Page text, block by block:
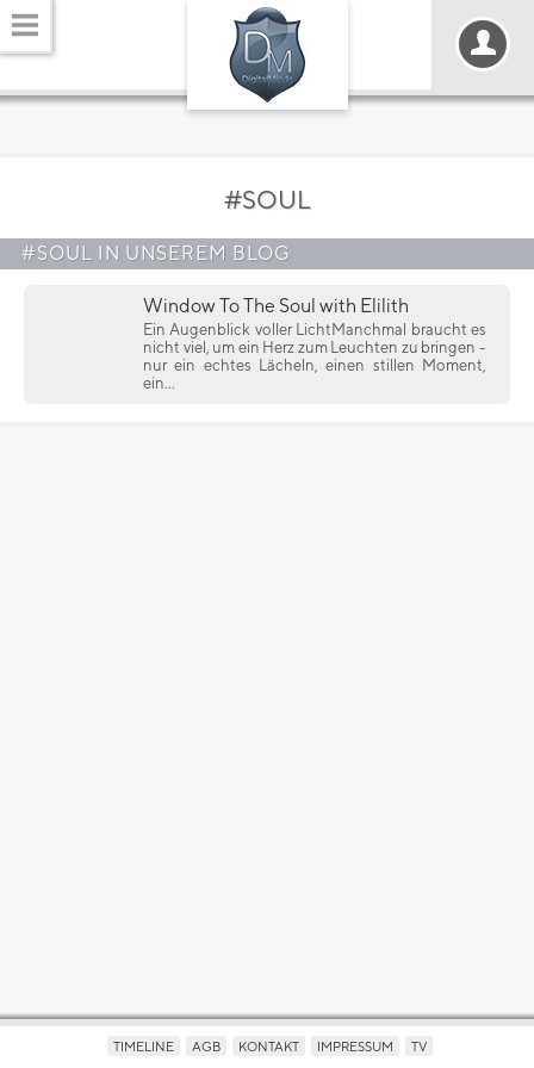
#SOUL
#SOUL IN UNSEREM BLOG
Window To The Soul with Elilith
Ein Augenblick voller LichtManchmal braucht es
nicht viel, um ein Herz zum Leuchten zu bringen -
nur ein echtes Lächeln, einen stillen Moment,
ein...
TIMELINE AGB KONTAKT IMPRESSUM TV